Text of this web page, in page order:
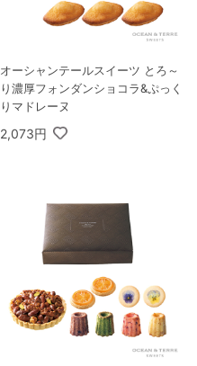
オーシャンテールスイーツ とろ～
り濃厚フォンダンショコラ&ぷっく
りマドレーヌ
2,073円